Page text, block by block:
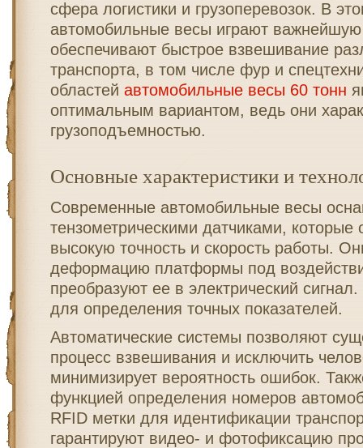
сфера логистики и грузоперевозок. В
автомобильные весы играют
обеспечивают быстрое взвешивание
транспорта, в том числе фур и
областей автомобильные весы 60 тонн
оптимальным вариантом, ведь они
грузоподъемностью.
Основные характеристики и
Современные автомобильные весы
тензометрическими датчиками, которые
высокую точность и скорость работы.
деформацию платформы под
преобразуют ее в электрический
для определения точных показателей.
Автоматические системы позволяют
процесс взвешивания и исключить
минимизирует вероятность ошибок.
функцией определения номеров
RFID метки для идентификации
гарантируют видео- и фотофиксацию